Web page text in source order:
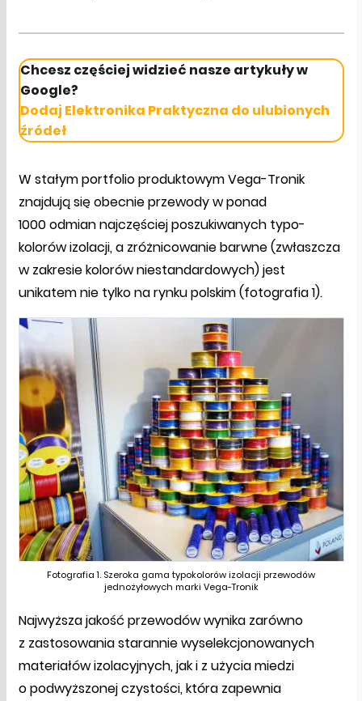
Chcesz częściej widzieć nasze artykuły w
Google?
Dodaj Elektronika Praktyczna do ulubionych
źródeł
W stałym portfolio produktowym Vega-Tronik
znajdują się obecnie przewody w ponad
1000 odmian najczęściej poszukiwanych typo-
kolorów izolacji, a zróżnicowanie barwne (zwłaszcza
w zakresie kolorów niestandardowych) jest
unikatem nie tylko na rynku polskim (fotografia 1).
Fotografia 1. Szeroka gama typokolorów izolacji przewodów
jednożyłowych marki Vega-Tronik
Najwyższa jakość przewodów wynika zarówno
z zastosowania starannie wyselekcjonowanych
materiałów izolacyjnych, jak i z użycia miedzi
o podwyższonej czystości, która zapewnia